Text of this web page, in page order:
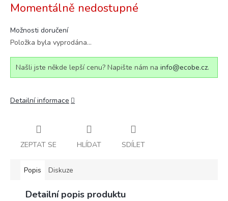
cena:
Momentálně nedostupné
Možnosti doručení
Položka byla vyprodána…
Našli jste někde lepší cenu? Napište nám na info@ecobe.cz.
Detailní informace
ZEPTAT SE HLÍDAT SDÍLET
Popis Diskuze
Detailní popis produktu